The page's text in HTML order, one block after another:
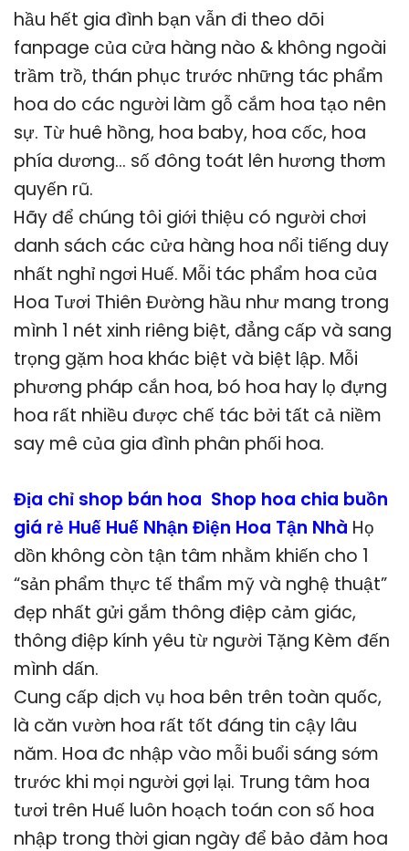
hầu hết gia đình bạn vẫn đi theo dõi
fanpage của cửa hàng nào & không ngoài
trầm trồ, thán phục trước những tác phẩm
hoa do các người làm gỗ cắm hoa tạo nên
sự. Từ huê hồng, hoa baby, hoa cốc, hoa
phía dương… số đông toát lên hương thơm
quyến rũ.
Hãy để chúng tôi giới thiệu có người chơi
danh sách các cửa hàng hoa nổi tiếng duy
nhất nghỉ ngơi Huế. Mỗi tác phẩm hoa của
Hoa Tươi Thiên Đường hầu như mang trong
mình 1 nét xinh riêng biệt, đẳng cấp và sang
trọng gặm hoa khác biệt và biệt lập. Mỗi
phương pháp cắn hoa, bó hoa hay lọ đựng
hoa rất nhiều được chế tác bởi tất cả niềm
say mê của gia đình phân phối hoa.
Địa chỉ shop bán hoa Shop hoa chia buồn
giá rẻ Huế Huế Nhận Điện Hoa Tận Nhà Họ
dồn không còn tận tâm nhằm khiến cho 1
“sản phẩm thực tế thẩm mỹ và nghệ thuật”
đẹp nhất gửi gắm thông điệp cảm giác,
thông điệp kính yêu từ người Tặng Kèm đến
mình dấn.
Cung cấp dịch vụ hoa bên trên toàn quốc,
là căn vườn hoa rất tốt đáng tin cậy lâu
năm. Hoa đc nhập vào mỗi buổi sáng sớm
trước khi mọi người gợi lại. Trung tâm hoa
tươi trên Huế luôn hoạch toán con số hoa
nhập trong thời gian ngày để bảo đảm hoa